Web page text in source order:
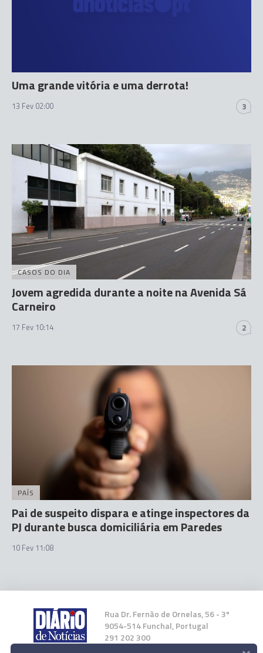
Uma grande vitória e uma derrota!
13 Fev 02:00 3
CASOS DO DIA
Jovem agredida durante a noite na Avenida Sá
Carneiro
17 Fev 10:14 2
PAÍS
Pai de suspeito dispara e atinge inspectores da
PJ durante busca domiciliária em Paredes
10 Fev 11:08
Rua Dr. Fernão de Ornelas, 56 - 3º
9054-514 Funchal, Portugal
291 202 300